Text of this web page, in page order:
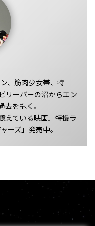
、筋肉少女帯、特
リーバーの沼からエン
を抱く。
えている映画』特撮ラ
ーズ」発売中。